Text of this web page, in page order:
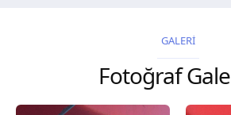
remarks 127 Korea
Title,
GALERİ
Fotoğraf